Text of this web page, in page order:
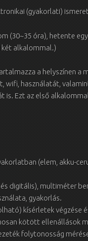
(gyakorlati)
(30~35 óra), hetente
alkalommal.)
a helyszínen a
wifi, használatát,
is. Ezt az első
(elem, akku-
digitális), multiméter
gyakorlás.
kísérletek végzése
kötött ellenállások
folytonosság